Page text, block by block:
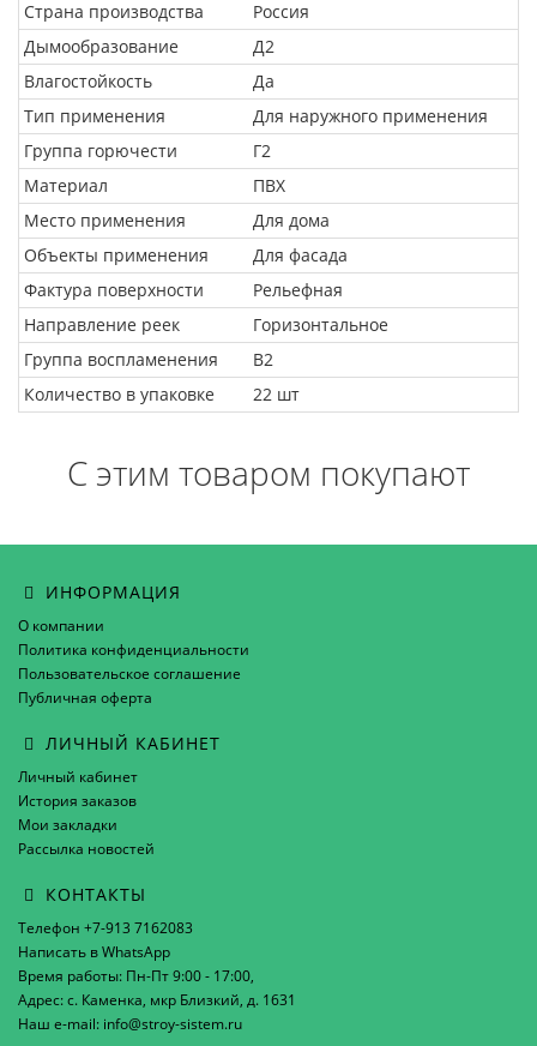
Страна производства
Россия
Дымообразование
Д2
Влагостойкость
Да
Тип применения
Для наружного применения
Группа горючести
Г2
Материал
ПВХ
Место применения
Для дома
Объекты применения
Для фасада
Фактура поверхности
Рельефная
Направление реек
Горизонтальное
Группа воспламенения
В2
Количество в упаковке
22 шт
С этим товаром покупают
ИНФОРМАЦИЯ
О компании
Политика конфиденциальности
Пользовательское соглашение
Публичная оферта
ЛИЧНЫЙ КАБИНЕТ
Личный кабинет
История заказов
Мои закладки
Рассылка новостей
КОНТАКТЫ
Телефон +7-913 7162083
Написать в WhatsApp
Время работы: Пн-Пт 9:00 - 17:00,
Адрес: с. Каменка, мкр Близкий, д. 1631
Наш e-mail: info@stroy-sistem.ru